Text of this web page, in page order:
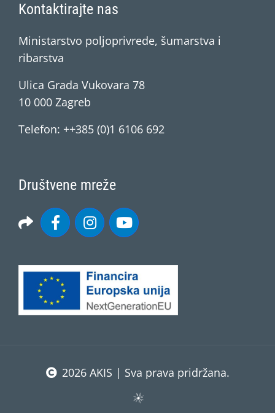
Kontaktirajte nas
Ministarstvo poljoprivrede, šumarstva i
ribarstva
Ulica Grada Vukovara 78
10 000 Zagreb
Telefon: ++385 (0)1 6106 692
Društvene mreže
2026 AKIS | Sva prava pridržana.